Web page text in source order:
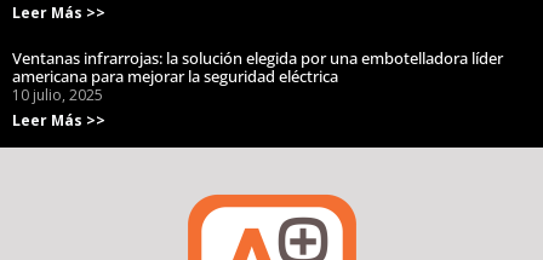
Leer Más >>
Ventanas infrarrojas: la solución elegida por una embotelladora líder
americana para mejorar la seguridad eléctrica
10 julio, 2025
Leer Más >>